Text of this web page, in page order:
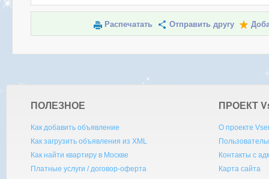
Распечатать Отправить другу
ПОЛЕЗНОЕ
Как добавить объявление
Как загрузить объявления из XML
Как найти квартиру в Москве
Платные услуги / договор-оферта
ПРОЕКТ V
О проекте
Контакты с
Карта сайта